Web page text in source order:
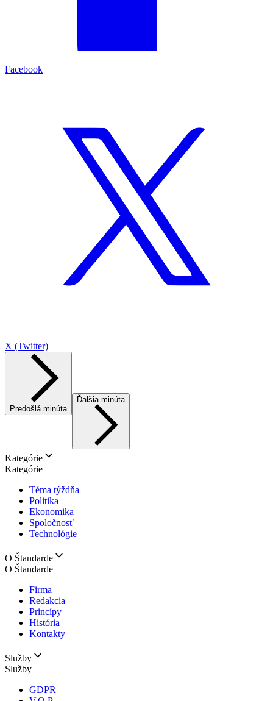
Facebook
X (Twitter)
Predošlá minúta
Ďalšia minúta
Kategórie
Kategórie
Téma týždňa
Politika
Ekonomika
Spoločnosť
Technológie
O Štandarde
O Štandarde
Firma
Redakcia
Princípy
História
Kontakty
Služby
Služby
GDPR